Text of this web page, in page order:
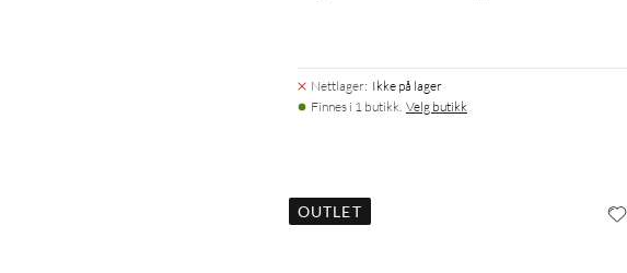
Nettlager: Ikke på lager
Finnes i 1 butikk. Velg butikk
OUTLET